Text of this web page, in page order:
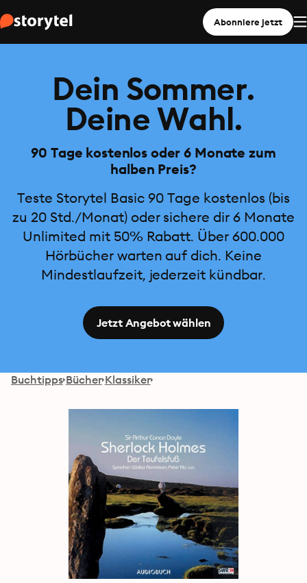
Abonniere jetzt
Dein Sommer.
Deine Wahl.
90 Tage kostenlos oder 6 Monate zum
halben Preis?
Teste Storytel Basic 90 Tage kostenlos (bis
zu 20 Std./Monat) oder sichere dir 6 Monate
Unlimited mit 50% Rabatt. Über 600.000
Hörbücher warten auf dich. Keine
Mindestlaufzeit, jederzeit kündbar.
Jetzt Angebot wählen
Buchtipps Bücher Klassiker